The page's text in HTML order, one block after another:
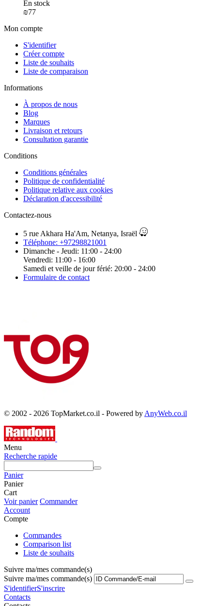
En stock
₪‍77‍
Mon compte
S'identifier
Créer compte
Liste de souhaits
Liste de comparaison
Informations
À propos de nous
Blog
Marques
Livraison et retours
Consultation garantie
Сonditions
Conditions générales
Politique de confidentialité
Politique relative aux cookies
Déclaration d'accessibilité
Contactez-nous
5 rue Akhara Ha'Am, Netanya, Israël
Téléphone: +97298821001
Dimanche - Jeudi: 11:00 - 24:00
Vendredi: 11:00 - 16:00
Samedi et veille de jour férié: 20:00 - 24:00
Formulaire de contact
© 2002 - 2026 TopMarket.co.il - Powered by AnyWeb.co.il
Menu
Recherche rapide
Panier
Panier
Cart
Voir panier Commander
Account
Compte
Commandes
Comparison list
Liste de souhaits
Suivre ma/mes commande(s)
Suivre ma/mes commande(s)
S'identifierS'inscrire
Contacts